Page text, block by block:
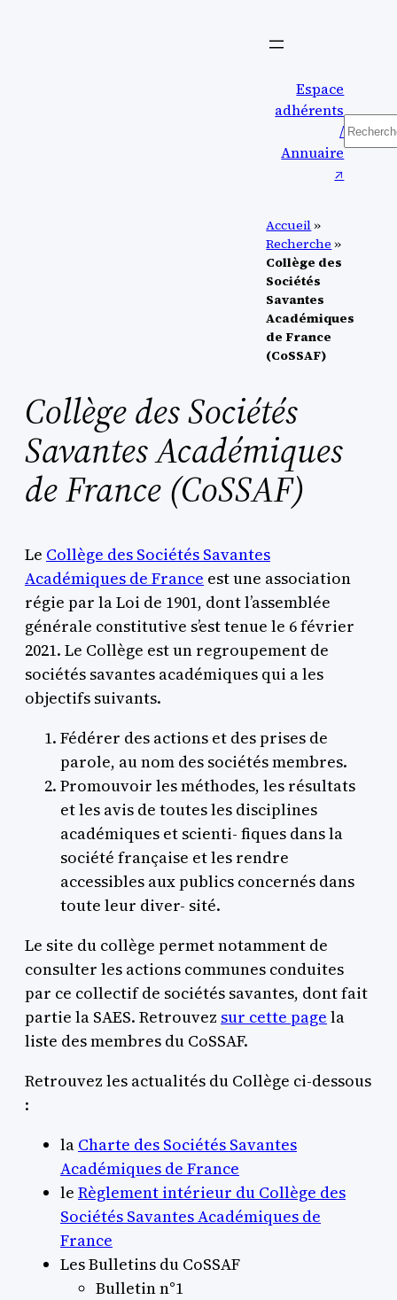
Espace
adhérents
/
Annuaire
↗︎
Accueil »
Recherche »
Collège des
Sociétés
Savantes
Académiques
de France
(CoSSAF)
Collège des Sociétés
Savantes Académiques
de France (CoSSAF)
Le Collège des Sociétés Savantes
Académiques de France est une association
régie par la Loi de 1901, dont l’assemblée
générale constitutive s’est tenue le 6 février
2021. Le Collège est un regroupement de
sociétés savantes académiques qui a les
objectifs suivants.
Fédérer des actions et des prises de
parole, au nom des sociétés membres.
Promouvoir les méthodes, les résultats
et les avis de toutes les disciplines
académiques et scienti- fiques dans la
société française et les rendre
accessibles aux publics concernés dans
toute leur diver- sité.
Le site du collège permet notamment de
consulter les actions communes conduites
par ce collectif de sociétés savantes, dont fait
partie la SAES. Retrouvez sur cette page la
liste des membres du CoSSAF.
Retrouvez les actualités du Collège ci-dessous
:
la Charte des Sociétés Savantes
Académiques de France
le Règlement intérieur du Collège des
Sociétés Savantes Académiques de
France
Les Bulletins du CoSSAF
Bulletin n°1